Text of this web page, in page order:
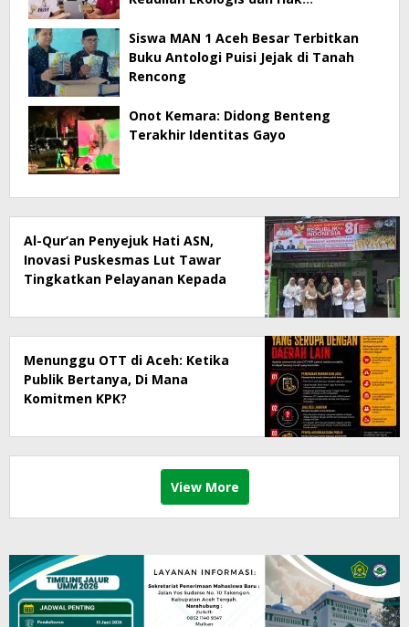
Siswa MAN 1 Aceh Besar Terbitkan
Buku Antologi Puisi Jejak di Tanah
Rencong
Onot Kemara: Didong Benteng
Terakhir Identitas Gayo
Al-Qur’an Penyejuk Hati ASN,
Inovasi Puskesmas Lut Tawar
Tingkatkan Pelayanan Kepada
Menunggu OTT di Aceh: Ketika
Publik Bertanya, Di Mana
Komitmen KPK?
View More